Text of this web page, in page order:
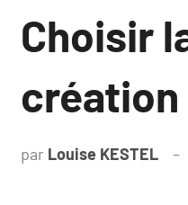
Choisir
par Louise KESTEL